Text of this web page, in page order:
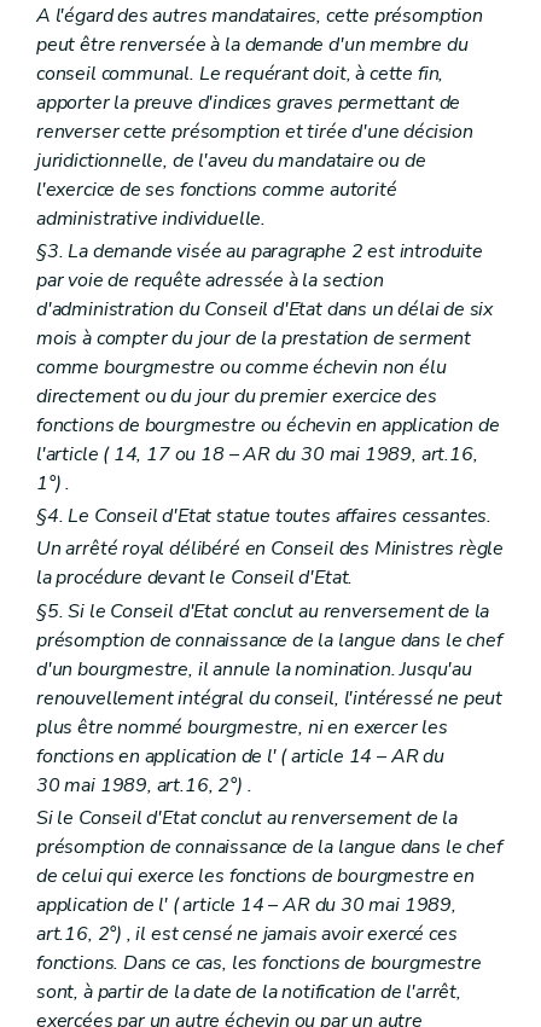
A l'égard des autres mandataires, cette présomption
peut être renversée à la demande d'un membre du
conseil communal. Le requérant doit, à cette fin,
apporter la preuve d'indices graves permettant de
renverser cette présomption et tirée d'une décision
juridictionnelle, de l'aveu du mandataire ou de
l'exercice de ses fonctions comme autorité
administrative individuelle.
§3. La demande visée au paragraphe 2 est introduite
par voie de requête adressée à la section
d'administration du Conseil d'Etat dans un délai de six
mois à compter du jour de la prestation de serment
comme bourgmestre ou comme échevin non élu
directement ou du jour du premier exercice des
fonctions de bourgmestre ou échevin en application de
l'article (14, 17 ou 18– AR du 30 mai 1989, art.16,
1°) .
§4. Le Conseil d'Etat statue toutes affaires cessantes.
Un arrêté royal délibéré en Conseil des Ministres règle
la procédure devant le Conseil d'Etat.
§5. Si le Conseil d'Etat conclut au renversement de la
présomption de connaissance de la langue dans le chef
d'un bourgmestre, il annule la nomination. Jusqu'au
renouvellement intégral du conseil, l'intéressé ne peut
plus être nommé bourgmestre, ni en exercer les
fonctions en application de l' (article 14 – AR du
30 mai 1989, art.16, 2°) .
Si le Conseil d'Etat conclut au renversement de la
présomption de connaissance de la langue dans le chef
de celui qui exerce les fonctions de bourgmestre en
application de l' (article 14– AR du 30 mai 1989,
art.16, 2°) , il est censé ne jamais avoir exercé ces
fonctions. Dans ce cas, les fonctions de bourgmestre
sont, à partir de la date de la notification de l'arrêt,
exercées par un autre échevin ou par un autre